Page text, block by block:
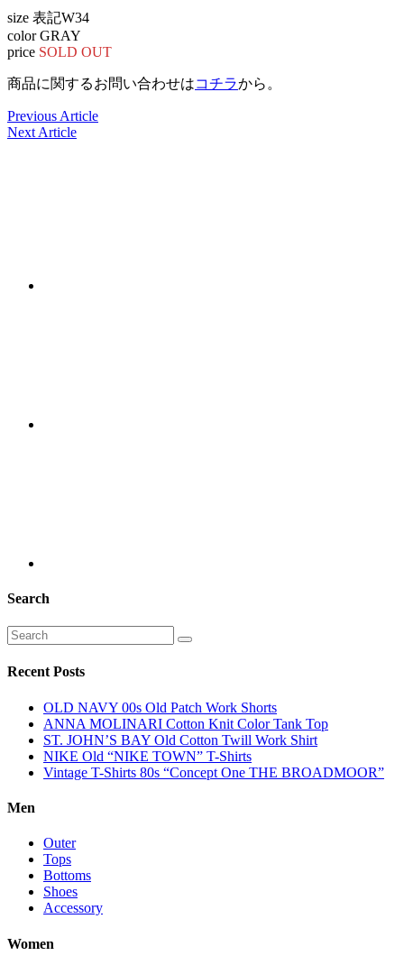
size 表記W34
color GRAY
price SOLD OUT
商品に関するお問い合わせはコチラから。
Previous Article
Next Article
Search
Recent Posts
OLD NAVY 00s Old Patch Work Shorts
ANNA MOLINARI Cotton Knit Color Tank Top
ST. JOHN’S BAY Old Cotton Twill Work Shirt
NIKE Old “NIKE TOWN” T-Shirts
Vintage T-Shirts 80s “Concept One THE BROADMOOR”
Men
Outer
Tops
Bottoms
Shoes
Accessory
Women